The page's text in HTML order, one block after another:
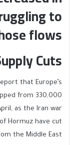
to
flows
Cuts
that Europe’s
from 330,000
as the Iran war
Hormuz have cut
the Middle East.